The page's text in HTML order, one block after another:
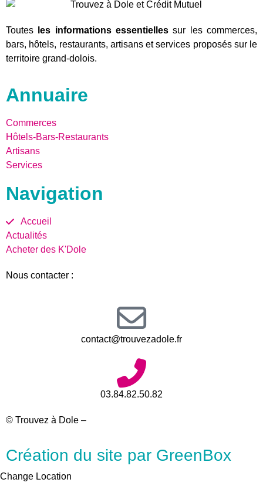
Toutes les informations essentielles sur les commerces,
bars, hôtels, restaurants, artisans et services proposés sur le
territoire grand-dolois.
Annuaire
Commerces
Hôtels-Bars-Restaurants
Artisans
Services
Navigation
Accueil
Actualités
Acheter des K'Dole
Nous contacter :
contact@trouvezadole.fr
03.84.82.50.82
© Trouvez à Dole –
Création du site par GreenBox
Change Location